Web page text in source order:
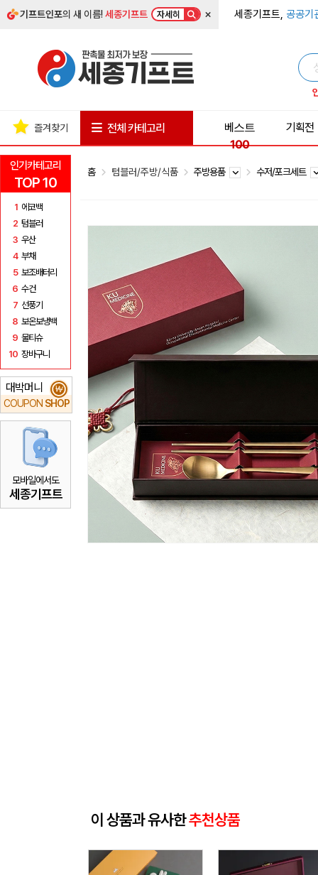
기프트인포의 새 이름!세종기프트 자세히 × 세종기프트, 공공기
인기카테고리
TOP 10
1 에코백
2 텀블러
3 우산
4 부채
5 보조배터리
6 수건
7 선풍기
8 보온보냉백
9 물티슈
10 장바구니
대박머니
COUPON SHOP
₩
모바일에서도
세종기프트
즐겨찾기 전체 카테고리
베스트
100
기획전
홈 텀블러/주방/식품 주방용품 수저/포크세트
이 상품과 유사한추천상품